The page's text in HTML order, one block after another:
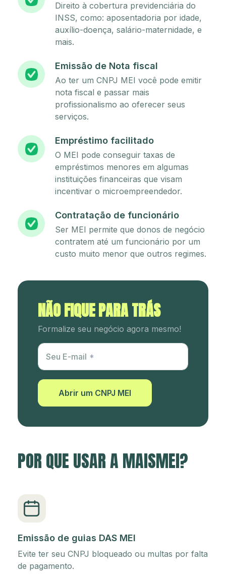
Direito à cobertura previdenciária do
INSS, como: aposentadoria por idade,
auxílio-doença, salário-maternidade, e
mais.
Emissão de Nota fiscal
Ao ter um CNPJ MEI você pode emitir
nota fiscal e passar mais
profissionalismo ao oferecer seus
serviços.
Empréstimo facilitado
O MEI pode conseguir taxas de
empréstimos menores em algumas
instituições financeiras que visam
incentivar o microempreendedor.
Contratação de funcionário
Ser MEI permite que donos de negócio
contratem até um funcionário por um
custo muito menor que outros regimes.
NÃO FIQUE PARA TRÁS
Formalize seu negócio agora mesmo!
Utm Content
Seu E-mail
Abrir um CNPJ MEI
POR QUE USAR A MAISMEI?
Emissão de guias DAS MEI
Evite ter seu CNPJ bloqueado ou multas por falta
de pagamento.